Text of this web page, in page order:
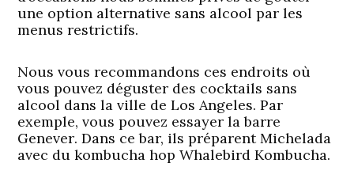
une option alternative sans alcool par les
menus restrictifs.
Nous vous recommandons ces endroits où
vous pouvez déguster des cocktails sans
alcool dans la ville de Los Angeles. Par
exemple, vous pouvez essayer la barre
Genever. Dans ce bar, ils préparent Michelada
avec du kombucha hop Whalebird Kombucha.